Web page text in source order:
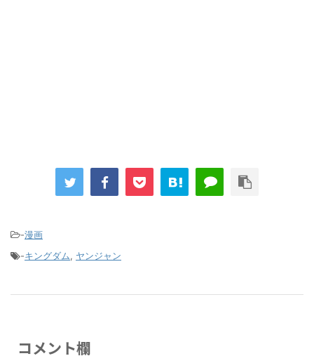
-漫画
-キングダム, ヤンジャン
コメント欄